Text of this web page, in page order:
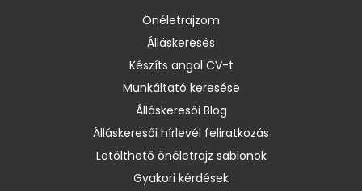
Önéletrajzom
Álláskeresés
Készíts angol CV-t
Munkáltató keresése
Álláskeresői Blog
Álláskeresői hírlevél feliratkozás
Letölthető önéletrajz sablonok
Gyakori kérdések